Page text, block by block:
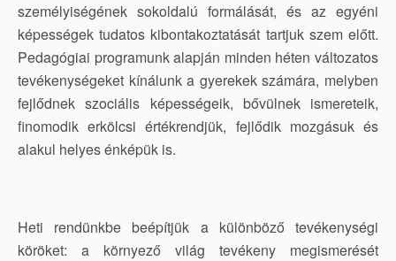
személyiségének sokoldalú formálását, és az egyéni
képességek tudatos kibontakoztatását tartjuk szem előtt.
Pedagógiai programunk alapján minden héten változatos
tevékenységeket kínálunk a gyerekek számára, melyben
fejlődnek szociális képességeik, bővülnek ismereteik,
finomodik erkölcsi értékrendjük, fejlődik mozgásuk és
alakul helyes énképük is.
Heti rendünkbe beépítjük a különböző tevékenységi
köröket: a környező világ tevékeny megismerését